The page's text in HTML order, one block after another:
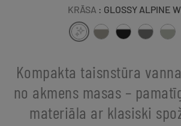
KRĀSA : GLOSSY ALPINE
Kompakta taisnstūra
no akmens masas –
materiāla ar klasiski